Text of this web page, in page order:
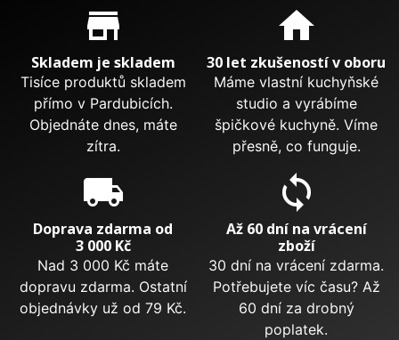
Proč nakupovat u nás?
store_mall_directory
Skladem je skladem
Tisíce produktů skladem
přímo v Pardubicích.
Objednáte dnes, máte
zítra.
home
30 let zkušeností v oboru
Máme vlastní kuchyňské
studio a vyrábíme
špičkové kuchyně. Víme
přesně, co funguje.
local_shipping
Doprava zdarma od
3 000 Kč
Nad 3 000 Kč máte
dopravu zdarma. Ostatní
objednávky už od 79 Kč.
sync
Až 60 dní na vrácení
zboží
30 dní na vrácení zdarma.
Potřebujete víc času? Až
60 dní za drobný
poplatek.